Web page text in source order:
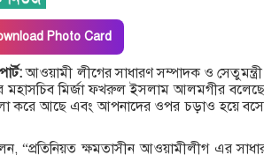
Photo Card
আওয়ামী লীগের সাধারণ সম্পাদক ও
মহাসচিব মির্জা ফখরুল ইসলাম আলমগীর
করে আছে এবং আপনাদের ওপর চড়াও হয়ে
“প্রতিনিয়ত ক্ষমতাসীন আওয়ামীলীগ এর